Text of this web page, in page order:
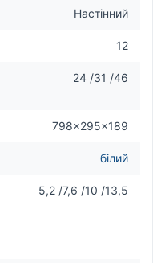
Настінний
12
24 /31 /46
798×295×189
білий
5,2 /7,6 /10 /13,5